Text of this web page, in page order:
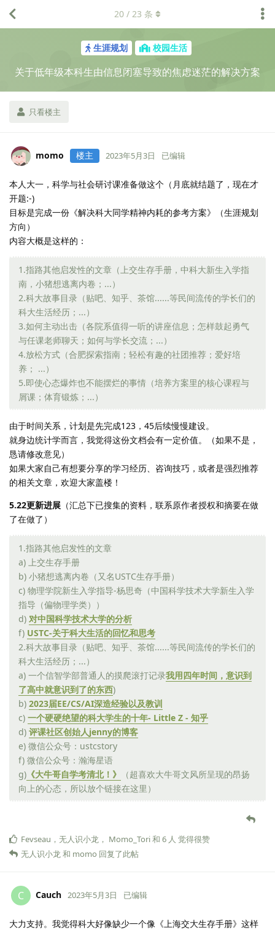
生涯规划 校园生活
关于低年级本科生由信息闭塞导致的焦虑迷茫的解决方案
只看楼主
20 / 23 条
momo 楼主 2023年5月3日 已编辑
本人大一，科学与社会研讨课准备做这个（月底就结题了，现在才
开题:-)
目标是完成一份《解决科大同学精神内耗的参考方案》（生涯规划
方向）
内容大概是这样的：
1.指路其他启发性的文章（上交生存手册，中科大新生入学指
南，小猪想逃离内卷；...）
2.科大故事目录（贴吧、知乎、茶馆......等民间流传的学长们的
科大生活经历；...）
3.如何主动出击（各院系值得一听的讲座信息；怎样鼓起勇气
与任课老师聊天；如何与学长交流；...）
4.放松方式（合肥探索指南；轻松有趣的社团推荐；爱好培
养； ...）
5.即使心态爆炸也不能摆烂的事情（培养方案里的核心课程与
屑课；体育锻炼；...）
由于时间关系，计划是先完成123，45后续慢慢建设。
就身边统计学而言，我觉得这份文档会有一定价值。（如果不是，
恳请修改意见）
如果大家自己有想要分享的学习经历、咨询技巧，或者是强烈推荐
的相关文章，欢迎大家盖楼！
5.22更新进展 （汇总下已搜集的资料，联系原作者授权和摘要在做
了在做了）
1.指路其他启发性的文章
a) 上交生存手册
b) 小猪想逃离内卷（又名USTC生存手册）
c) 物理学院新生入学指导-杨思奇（中国科学技术大学新生入学
指导（偏物理学类））
d) 对中国科学技术大学的分析
f) USTC-关于科大生活的回忆和思考
2.科大故事目录（贴吧、知乎、茶馆......等民间流传的学长们的
科大生活经历；...）
a) 一个信智学部普通人的摸爬滚打记录我用四年时间，意识到
了高中就意识到了的东西)
b) 2023届EE/CS/AI深造经验以及教训
c) 一个硬硬绝望的科大学生的十年- Little Z - 知乎
d) 评课社区创始人jenny的博客
e) 微信公众号：ustcstory
f) 微信公众号：瀚海星语
g) 《大牛哥自学考清北！》
（超喜欢大牛哥文风所呈现的昂扬
向上的心态，所以放个链接在这里）
Fevseau ， 无人识小龙 ， Momo_Tori和 6 人 觉得很赞
无人识小龙和 momo 回复了此帖
C Cauch 2023年5月3日 已编辑
大力支持。我觉得科大好像缺少一个像《上海交大生存手册》这样